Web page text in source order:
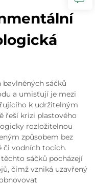
sáčků
a umisťují je mezi
k udržitelným
řeší krizi plastového
rozložitelnou
způsobem bez
či vodních tocích.
sáčků pocházejí
čímž vzniká uzavřený